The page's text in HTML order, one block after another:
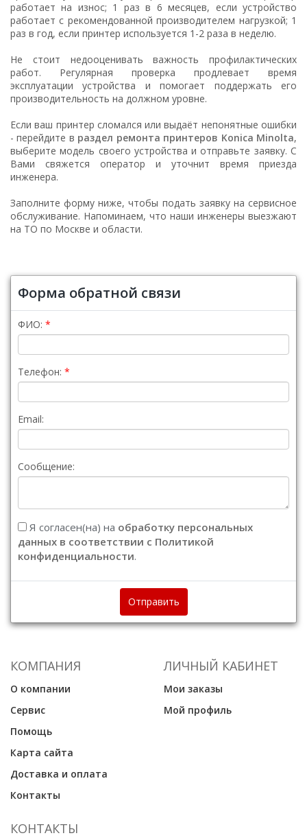
работает на износ; 1 раз в 6 месяцев, если устройство
работает с рекомендованной производителем нагрузкой; 1
раз в год, если принтер используется 1-2 раза в неделю.
Не стоит недооценивать важность профилактических
работ. Регулярная проверка продлевает время
эксплуатации устройства и помогает поддержать его
производительность на должном уровне.
Если ваш принтер сломался или выдаёт непонятные ошибки
- перейдите в раздел ремонта принтеров Konica Minolta,
выберите модель своего устройства и отправьте заявку. С
Вами свяжется оператор и уточнит время приезда
инженера.
Заполните форму ниже, чтобы подать заявку на сервисное
обслуживание. Напоминаем, что наши инженеры выезжают
на ТО по Москве и области.
Форма обратной связи
ФИО:
Телефон:
Email:
Сообщение:
Я согласен(на) на обработку персональных
данных в соответствии с Политикой
конфиденциальности.
Отправить
КОМПАНИЯ
О компании
Сервис
Помощь
Карта сайта
Доставка и оплата
Контакты
ЛИЧНЫЙ КАБИНЕТ
Мои заказы
Мой профиль
КОНТАКТЫ